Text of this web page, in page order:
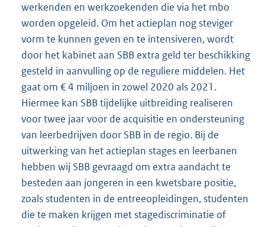
werkenden en werkzoekenden die via het mbo
worden opgeleid. Om het actieplan nog steviger
vorm te kunnen geven en te intensiveren, wordt
door het kabinet aan SBB extra geld ter beschikking
gesteld in aanvulling op de reguliere middelen. Het
gaat om € 4 miljoen in zowel 2020 als 2021.
Hiermee kan SBB tijdelijke uitbreiding realiseren
voor twee jaar voor de acquisitie en ondersteuning
van leerbedrijven door SBB in de regio. Bij de
uitwerking van het actieplan stages en leerbanen
hebben wij SBB gevraagd om extra aandacht te
besteden aan jongeren in een kwetsbare positie,
zoals studenten in de entreeopleidingen, studenten
die te maken krijgen met stagediscriminatie of